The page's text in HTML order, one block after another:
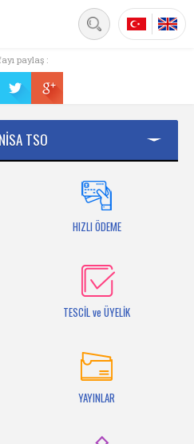
paylaş :
TSO
HIZLI ÖDEME
TESCİL ve ÜYELİK
YAYINLAR